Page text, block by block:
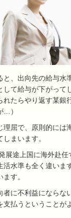
と、出向先の給与水
して給与が下がって
れたらやり返す某銀
…）
理屈で、原則的には
まいます。
展途上国に海外赴任
活水準も全く違いま
す。
者に不利益にならな
支払うということが